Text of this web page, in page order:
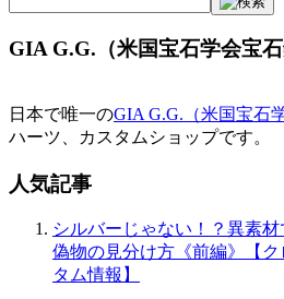
ー
シ
ン
GIA G.G.（米国宝石学会宝石
日本で唯一のGIA G.G.（米国宝石
ハーツ、カスタムショップです。
人気記事
シルバーじゃない！？異素
偽物の見分け方《前編》【
タム情報】